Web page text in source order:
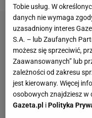
Tobie usług. W
danych nie wymaga
uzasadniony interes
S.A. – lub Zaufanych
możesz się sprzeciwić,
Zaawansowanych” lub
zależności od zakresu
jest kierowany. Więcej
osobowych znajdziesz w
Gazeta.pl iPolityka